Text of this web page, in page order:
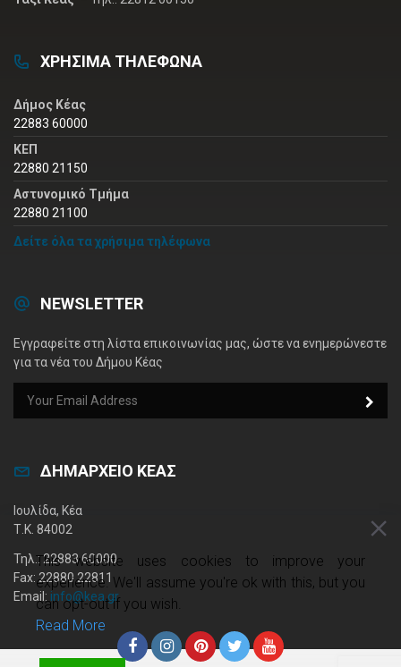
ΧΡΗΣΙΜΑ ΤΗΛΕΦΩΝΑ
Δήμος Κέας
22883 60000
ΚΕΠ
22880 21150
Αστυνομικό Τμήμα
22880 21100
Δείτε όλα τα χρήσιμα τηλέφωνα
NEWSLETTER
Εγγραφείτε στη λίστα επικοινωνίας μας, ώστε να ενημερώνεστε
για τα νέα του Δήμου Κέας
ΔΗΜΑΡΧΕΙΟ ΚΕΑΣ
Ιουλίδα, Κέα
Τ.Κ. 84002
Τηλ.: 22883 60000
Fax: 22880 22811
Email: info@kea.gr
This website uses cookies to improve your
experience. We'll assume you're ok with this, but you
can opt-out if you wish.
Read More